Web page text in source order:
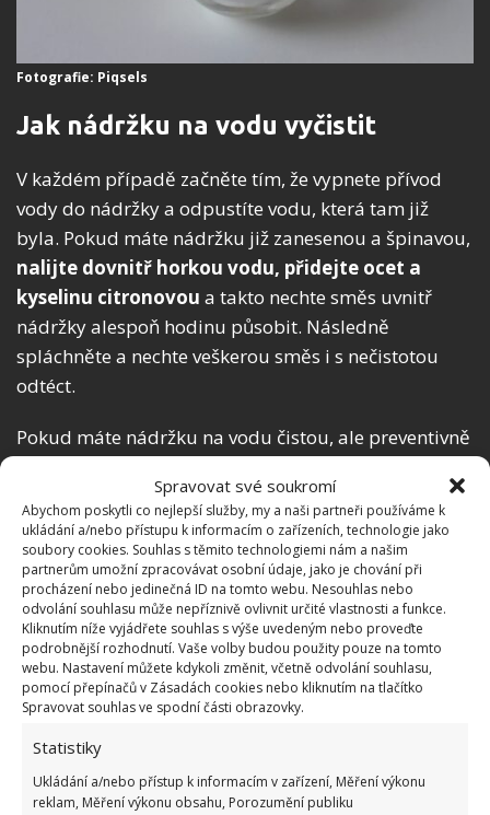
Spravovat své soukromí
Abychom poskytli co nejlepší služby, my a naši partneři používáme k
ukládání a/nebo přístupu k informacím o zařízeních, technologie jako
soubory cookies. Souhlas s těmito technologiemi nám a našim
partnerům umožní zpracovávat osobní údaje, jako je chování při
procházení nebo jedinečná ID na tomto webu. Nesouhlas nebo
odvolání souhlasu může nepříznivě ovlivnit určité vlastnosti a funkce.
Kliknutím níže vyjádřete souhlas s výše uvedeným nebo proveďte
podrobnější rozhodnutí. Vaše volby budou použity pouze na tomto
webu. Nastavení můžete kdykoli změnit, včetně odvolání souhlasu,
pomocí přepínačů v Zásadách cookies nebo kliknutím na tlačítko
Spravovat souhlas ve spodní části obrazovky.
Statistiky
Ukládání a/nebo přístup k informacím v zařízení, Měření výkonu
reklam, Měření výkonu obsahu, Porozumění publiku
Fotografie: Piqsels
Jak nádržku na vodu vyčistit
V každém případě začněte tím, že vypnete přívod
vody do nádržky a odpustíte vodu, která tam již
byla. Pokud máte nádržku již zanesenou a špinavou,
nalijte dovnitř horkou vodu, přidejte ocet a
kyselinu citronovou a takto nechte směs uvnitř
nádržky alespoň hodinu působit. Následně
spláchněte a nechte veškerou směs i s nečistotou
odtéct.
Pokud máte nádržku na vodu čistou, ale preventivně
kyselinu citronovou. Chvíli nechte působit a
spláchněte.Takto by měla být nádrž na vodu
pravidelně udržována, abyste zabránili usazování
vodního kamene a následnému poškození
splachovacího systému. Čím více vodního kamene
vaše voda obsahuje, tím častěji je toto mytí
doporučováno.